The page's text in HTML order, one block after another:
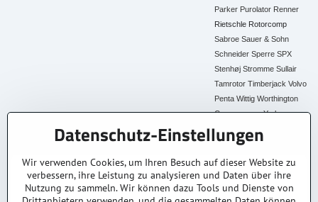
Parker Purolator Renner
Rietschle Rotorcomp
Sabroe Sauer & Sohn
Schneider Sperre SPX
Stenhøj Stromme Sullair
Tamrotor Timberjack Volvo
Penta Wittig Worthington
Creyssensac York
Alle Ersatzteile
30+ Jahre Erfahrung
Branchenexperten
Lagerware
Schneller Versand AT &
DE
Original & Kompatibel
Ersatzteile aller Marken
Datenschutz-Einstellungen
Wir verwenden Cookies, um Ihren Besuch auf dieser Website zu
verbessern, ihre Leistung zu analysieren und Daten über ihre
Nutzung zu sammeln. Wir können dazu Tools und Dienste von